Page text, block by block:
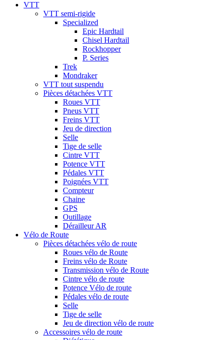
VTT
VTT semi-rigide
Specialized
Epic Hardtail
Chisel Hardtail
Rockhopper
P. Series
Trek
Mondraker
VTT tout suspendu
Pièces détachées VTT
Roues VTT
Pneus VTT
Freins VTT
Jeu de direction
Selle
Tige de selle
Cintre VTT
Potence VTT
Pédales VTT
Poignées VTT
Compteur
Chaine
GPS
Outillage
Dérailleur AR
Vélo de Route
Pièces détachées vélo de route
Roues vélo de Route
Freins vélo de Route
Transmission vélo de Route
Cintre vélo de route
Potence Vélo de route
Pédales vélo de route
Selle
Tige de selle
Jeu de direction vélo de route
Accessoires vélo de route